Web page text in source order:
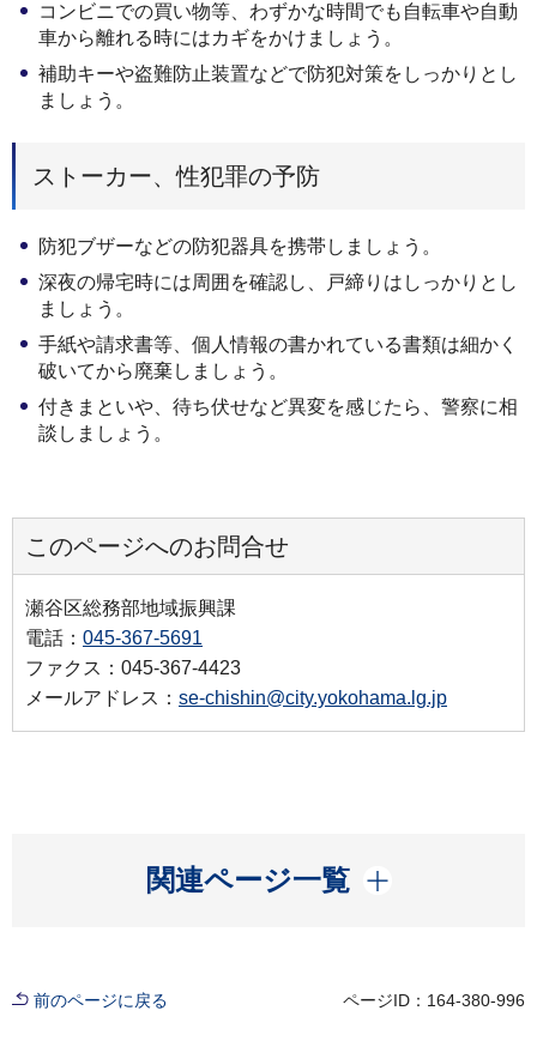
コンビニでの買い物等、わずかな時間でも自転車や自動
車から離れる時にはカギをかけましょう。
補助キーや盗難防止装置などで防犯対策をしっかりとし
ましょう。
ストーカー、性犯罪の予防
防犯ブザーなどの防犯器具を携帯しましょう。
深夜の帰宅時には周囲を確認し、戸締りはしっかりとし
ましょう。
手紙や請求書等、個人情報の書かれている書類は細かく
破いてから廃棄しましょう。
付きまといや、待ち伏せなど異変を感じたら、警察に相
談しましょう。
このページへのお問合せ
瀬谷区総務部地域振興課
電話： 045-367-5691
ファクス：045-367-4423
メールアドレス： se-chishin@city.yokohama.lg.jp
関連ページ一覧
開く
前のページに戻る ページID：164-380-996